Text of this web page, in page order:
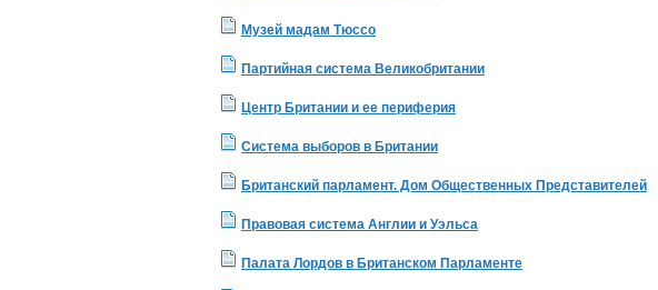
Музей мадам Тюссо
Партийная система Великобритании
Центр Британии и ее периферия
Система выборов в Британии
Британский парламент. Дом Общественных Представителей
Правовая система Англии и Уэльса
Палата Лордов в Британском Парламенте